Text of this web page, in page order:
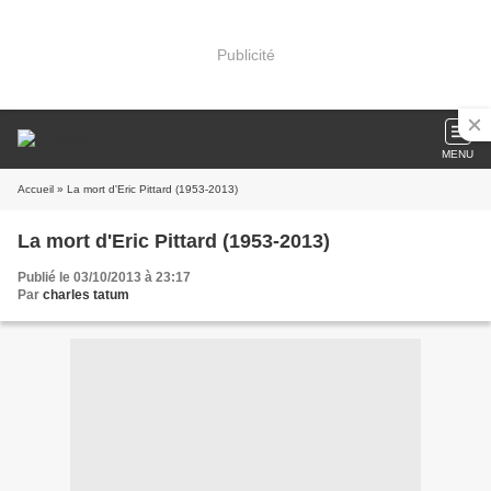
Publicité
MENU
Accueil » La mort d'Eric Pittard (1953-2013)
La mort d'Eric Pittard (1953-2013)
Publié le 03/10/2013 à 23:17
Par charles tatum